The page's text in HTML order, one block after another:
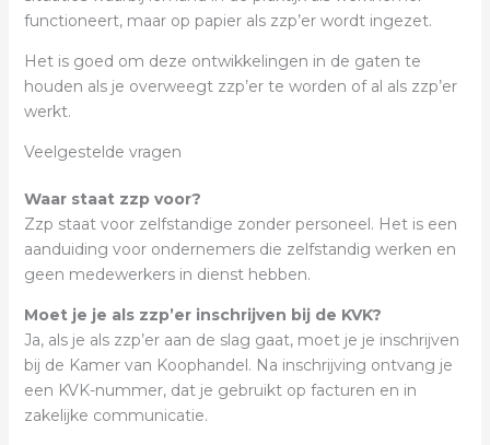
functioneert, maar op papier als zzp’er wordt ingezet.
Het is goed om deze ontwikkelingen in de gaten te
houden als je overweegt zzp’er te worden of al als zzp’er
werkt.
Veelgestelde vragen
Waar staat zzp voor?
Zzp staat voor zelfstandige zonder personeel. Het is een
aanduiding voor ondernemers die zelfstandig werken en
geen medewerkers in dienst hebben.
Moet je je als zzp’er inschrijven bij de KVK?
Ja, als je als zzp’er aan de slag gaat, moet je je inschrijven
bij de Kamer van Koophandel. Na inschrijving ontvang je
een KVK-nummer, dat je gebruikt op facturen en in
zakelijke communicatie.